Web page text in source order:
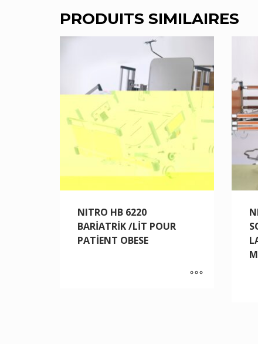
PRODUITS SIMILAIRES
NITRO HB 6220
BARİATRİK /LİT POUR
PATİENT OBESE